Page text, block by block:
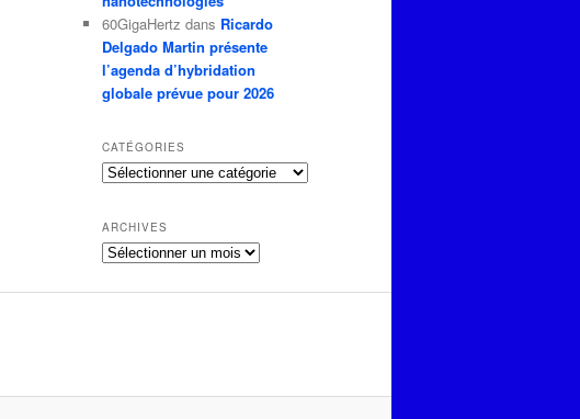
60GigaHertz dans Ricardo
Delgado Martin présente
l’agenda d’hybridation
globale prévue pour 2026
CATÉGORIES
Catégories
ARCHIVES
Archives